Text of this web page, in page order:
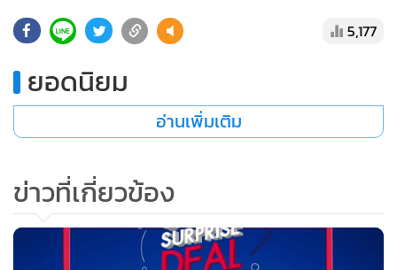
ซูซูกิ แครี่ เป็นหนึ่งในกำลังขับเคลื่อนที่ผลักดันให้ ซูซูกิ มอเตอร์
(ประเทศไทย) มียอดขายที่เติบโตขึ้นเป็นลำดับ แม้ในช่วงวิกฤติที่
สร้างผลกระทบเป็นวงกว้างในช่วงเวลา 2 ปีที่ผ่านมา ทว่า ซูซูกิ
5,177
ยอดนิยม
อ่านเพิ่มเติม
ข่าวที่เกี่ยวข้อง